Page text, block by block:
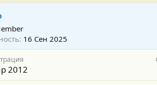
16 Сен 2025
2012